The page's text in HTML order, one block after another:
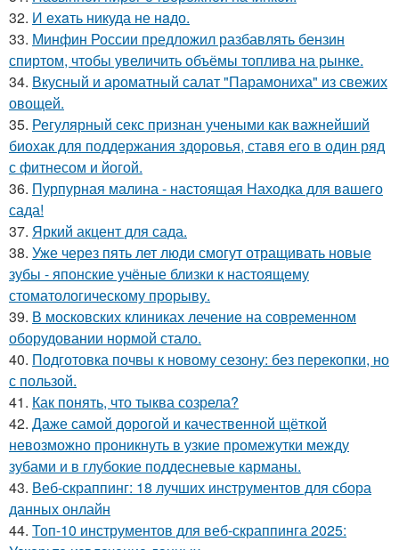
32. И еxaть никуда не нaдо.
33. Минфин России предложил разбавлять бензин
спиртом, чтобы увеличить объёмы топлива на рынке.
34. Вкусный и ароматный салат "Парамониха" из свежих
овощей.
35. Регулярный секс признан учеными как важнейший
биохак для поддержания здоровья, ставя его в один ряд
с фитнесом и йогой.
36. Пурпурная малина - настоящая Находка для вашего
сада!
37. Яркий акцент для сада.
38. Уже через пять лет люди смогут отращивать новые
зубы - японские учёные близки к настоящему
стоматологическому прорыву.
39. В московских клиниках лечение на современном
оборудовании нормой стало.
40. Подготовка почвы к новому сезону: без перекопки, но
с пользой.
41. Как понять, что тыква созрела?
42. Даже самой дорогой и качественной щёткой
невозможно проникнуть в узкие промежутки между
зубами и в глубокие поддесневые карманы.
43. Веб-скраппинг: 18 лучших инструментов для сбора
данных онлайн
44. Топ-10 инструментов для веб-скраппинга 2025: